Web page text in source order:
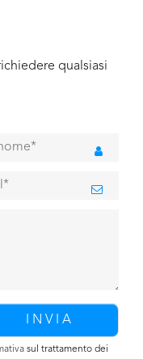
qualsiasi
sul trattamento dei